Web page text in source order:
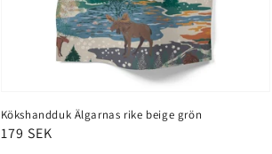
Kökshandduk Älgarnas rike beige grön
Ordinarie
179 SEK